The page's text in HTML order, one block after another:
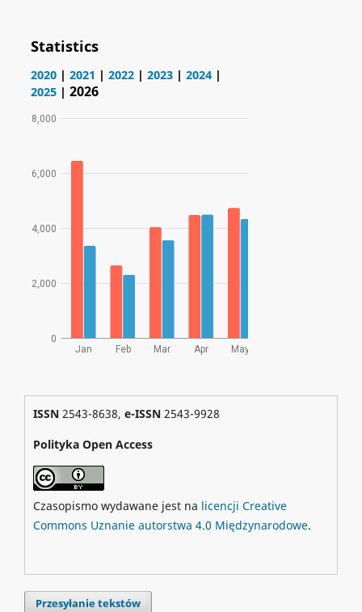
ISSN2543-8638, e-ISSN 2543-9928
Polityka Open Access
Czasopismo wydawane jest na licencji Creative
Commons Uznanie autorstwa 4.0 Międzynarodowe.
Przesyłanie tekstów